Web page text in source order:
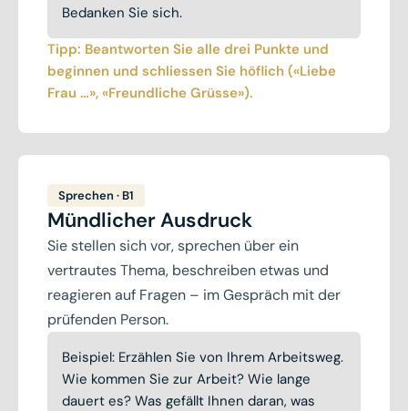
Bedanken Sie sich.
Tipp: Beantworten Sie alle drei Punkte und
beginnen und schliessen Sie höflich («Liebe
Frau …», «Freundliche Grüsse»).
Sprechen · B1
Mündlicher Ausdruck
Sie stellen sich vor, sprechen über ein
vertrautes Thema, beschreiben etwas und
reagieren auf Fragen – im Gespräch mit der
prüfenden Person.
Beispiel: Erzählen Sie von Ihrem Arbeitsweg.
Wie kommen Sie zur Arbeit? Wie lange
dauert es? Was gefällt Ihnen daran, was